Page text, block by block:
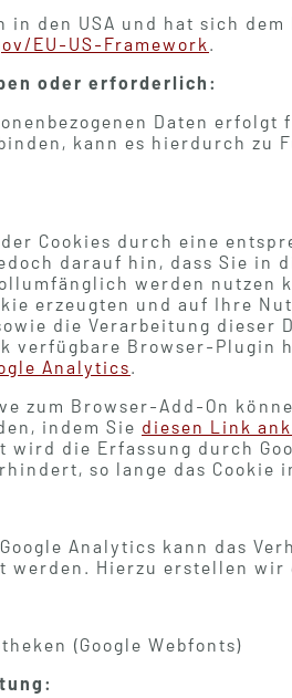
in den USA und hat sich
EU-US-Framework .
oder erforderlich:
Daten
kann es hierdurch zu
Cookies durch eine
darauf hin, dass Sie in
werden nutzen
erzeugten und auf Ihre
die Verarbeitung dieser
verfügbare Browser-
Analytics.
zum Browser-Add-On
indem Sie diesen Link
die Erfassung durch
so lange das
Analytics kann das
werden. Hierzu erstellen
(Google Webfonts)